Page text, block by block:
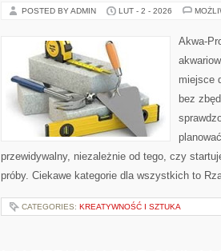
POSTED BY ADMIN LUT - 2 - 2026
Akwa-
miejsce
bez
przewidywalny, niezależnie od tego, czy
próby. Ciekawe kategorie dla wszystkich to
CATEGORIES: KREATYWNOŚĆ I SZTUKA